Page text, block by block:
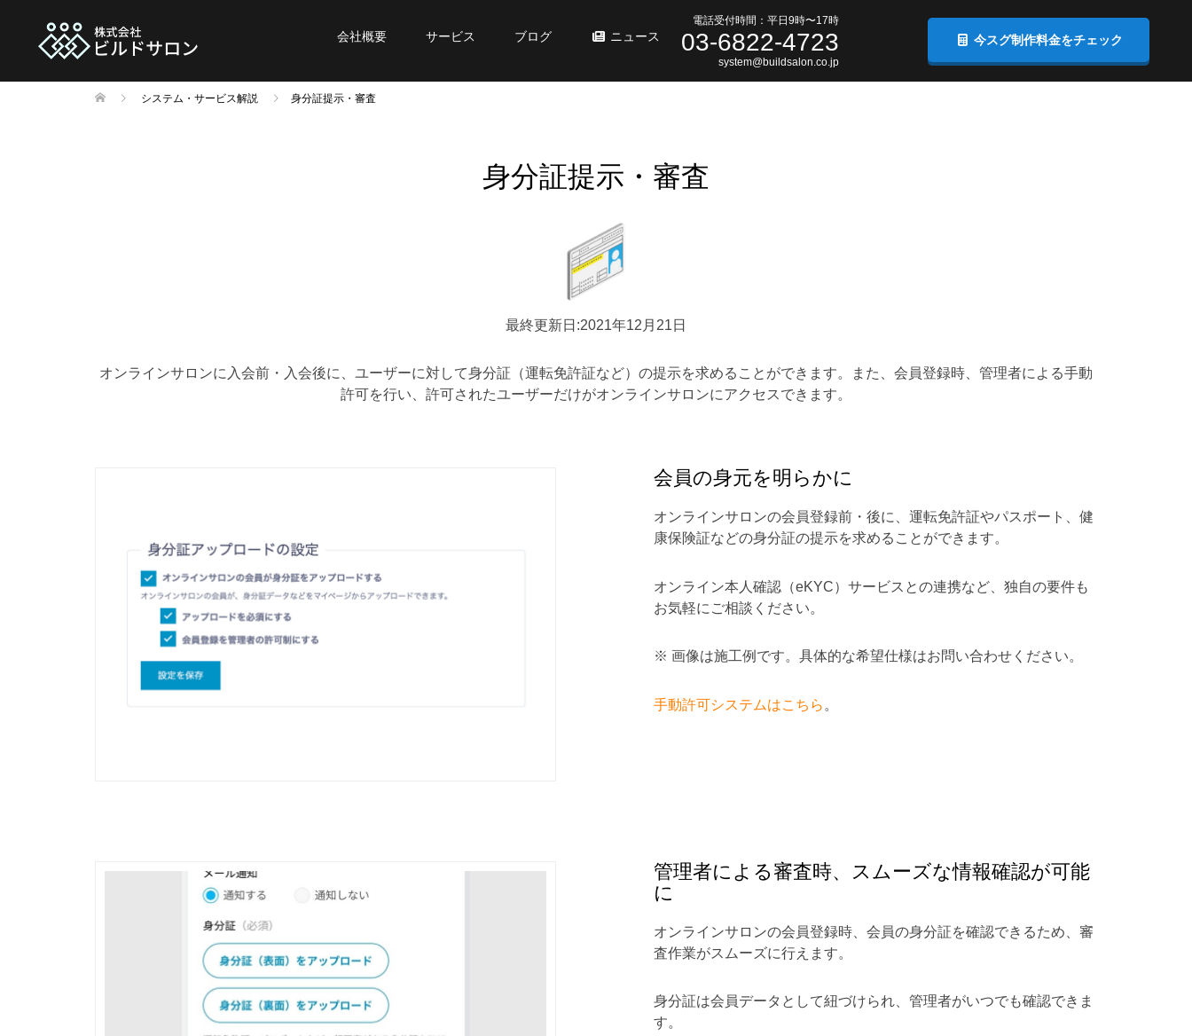
会社概要 サービス ブログ ニュース 今スグ制作料金をチェック
電話受付時間：平日9時〜17時
03-6822-4723
system@buildsalon.co.jp
システム・サービス解説 身分証提示・審査
身分証提示・審査
最終更新日:2021年12月21日
オンラインサロンに入会前・入会後に、ユーザーに対して身分証（運転免許証など）の提示を求めることができます。また、会員登録時、管理者による手動
許可を行い、許可されたユーザーだけがオンラインサロンにアクセスできます。
会員の身元を明らかに
オンラインサロンの会員登録前・後に、運転免許証やパスポート、健
康保険証などの身分証の提示を求めることができます。
オンライン本人確認（eKYC）サービスとの連携など、独自の要件も
お気軽にご相談ください。
※ 画像は施工例です。具体的な希望仕様はお問い合わせください。
手動許可システムはこちら 。
管理者による審査時、スムーズな情報確認が可能
に
オンラインサロンの会員登録時、会員の身分証を確認できるため、審
査作業がスムーズに行えます。
身分証は会員データとして紐づけられ、管理者がいつでも確認できま
す。